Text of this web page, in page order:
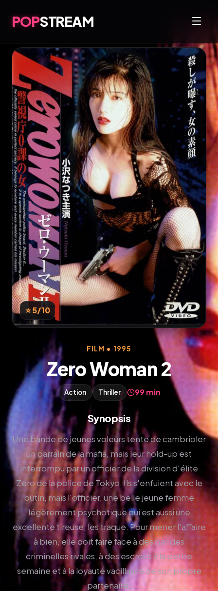
POPSTREAM
⭐ 5/10
FILM • 1995
Zero Woman 2
Action Thriller 99 min
Synopsis
Une bande de jeunes voleurs tente de cambrioler
un parrain de la mafia, mais leur hold-up est
interrompu par un officier de la division d'élite
Zero de la police de Tokyo. Ils s'enfuient avec le
butin, mais l'officier, une belle jeune femme
légèrement psychotique qui est aussi une
excellente tireuse, les traque. Pour mener l'affaire
à bien, elle doit faire face à des bandes
criminelles rivales, à des escrocs à la petite
semaine et à la loyauté vacillante de son propre
partenaire.